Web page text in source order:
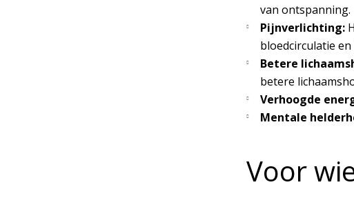
van ontspanning.
Pijnverlichting:
bloedcirculatie
Betere
betere
Verhoogde
Mentale
Voor